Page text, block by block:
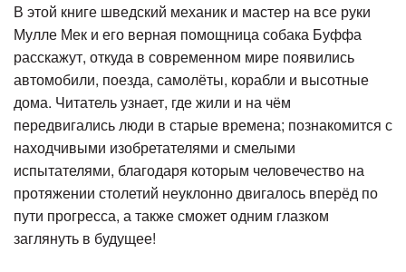
В этой книге шведский механик и мастер на все руки
Мулле Мек и его верная помощница собака Буффа
расскажут, откуда в современном мире появились
автомобили, поезда, самолёты, корабли и высотные
дома. Читатель узнает, где жили и на чём
передвигались люди в старые времена; познакомится с
находчивыми изобретателями и смелыми
испытателями, благодаря которым человечество на
протяжении столетий неуклонно двигалось вперёд по
пути прогресса, а также сможет одним глазком
заглянуть в будущее!